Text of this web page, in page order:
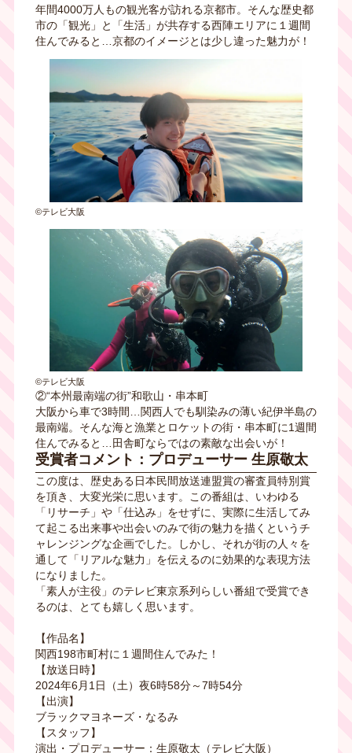
年間4000万人もの観光客が訪れる京都市。そんな歴史都
市の「観光」と「生活」が共存する西陣エリアに１週間
住んでみると…京都のイメージとは少し違った魅力が！
©テレビ大阪
©テレビ大阪
②“本州最南端の街”和歌山・串本町
大阪から車で3時間…関西人でも馴染みの薄い紀伊半島の
最南端。そんな海と漁業とロケットの街・串本町に1週間
住んでみると…田舎町ならではの素敵な出会いが！
受賞者コメント：プロデューサー 生原敬太
この度は、歴史ある日本民間放送連盟賞の審査員特別賞
を頂き、大変光栄に思います。この番組は、いわゆる
「リサーチ」や「仕込み」をせずに、実際に生活してみ
て起こる出来事や出会いのみで街の魅力を描くというチ
ャレンジングな企画でした。しかし、それが街の人々を
通して「リアルな魅力」を伝えるのに効果的な表現方法
になりました。
「素人が主役」のテレビ東京系列らしい番組で受賞でき
るのは、とても嬉しく思います。
【作品名】
関西198市町村に１週間住んでみた！
【放送日時】
2024年6月1日（土）夜6時58分～7時54分
【出演】
ブラックマヨネーズ・なるみ
【スタッフ】
演出・プロデューサー：生原敬太（テレビ大阪）